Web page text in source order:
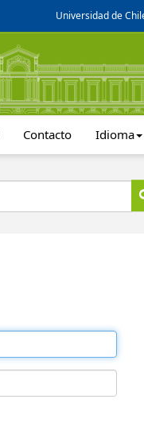
Universidad de
Contacto Idioma